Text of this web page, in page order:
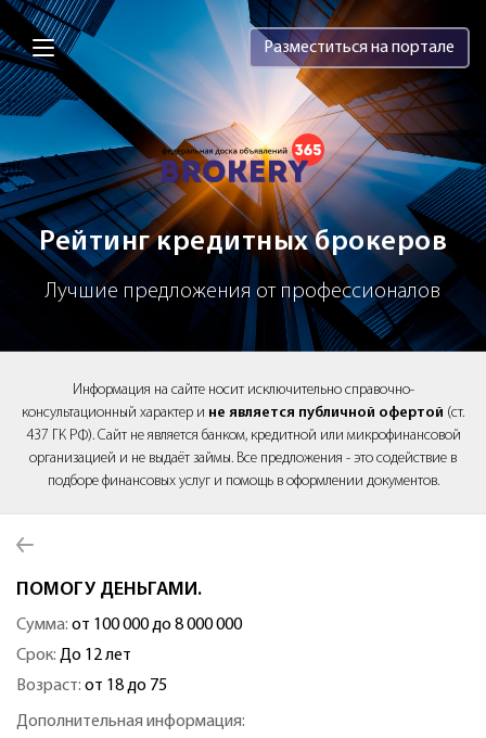
Brokery365 - Рейтинг кредитных
Разместиться на портале
Рейтинг кредитных брокеров
Лучшие предложения от профессионалов
Информация на сайте носит исключительно справочно-
консультационный характер и не является публичной офертой (ст.
437 ГК РФ). Сайт не является банком, кредитной или микрофинансовой
организацией и не выдаёт займы. Все предложения - это содействие в
подборе финансовых услуг и помощь в оформлении документов.
ПОМОГУ ДЕНЬГАМИ.
Сумма: от 100 000 до 8 000 000
Срок: До 12 лет
Возраст: от 18 до 75
Дополнительная информация: